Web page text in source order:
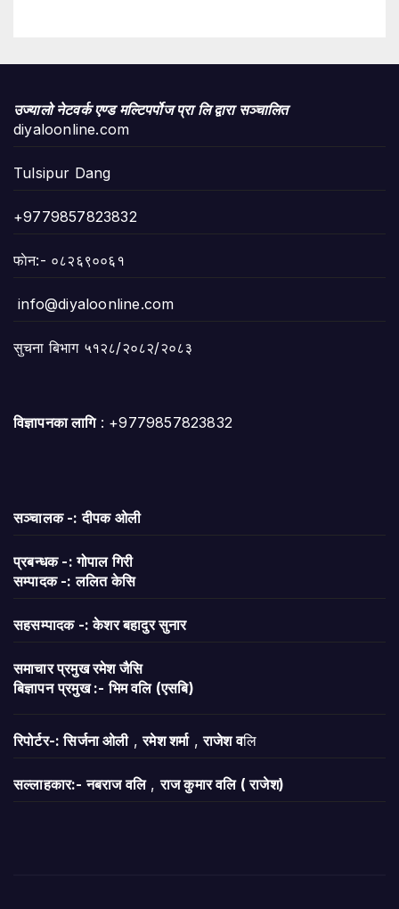
उज्यालो नेटवर्क एण्ड मल्टिपर्पोज प्रा लि द्वारा सञ्चालित
diyaloonline.com
Tulsipur Dang
+9779857823832
फाेन:- ०८२६९००६१
info@diyaloonline.com
सुचना बिभाग ५१२८/२०८२/२०८३
विज्ञापनका लागि: +9779857823832
सञ्चालक -: दीपक ओली
प्रबन्धक -: गोपाल गिरी
सम्पादक -: ललित केसि
सहसम्पादक -: केशर बहादुर सुनार
समाचार प्रमुख रमेश जैसि
बिज्ञापन प्रमुख :- भिम वलि (एसबि)
रिपोर्टर-: सिर्जना ओली,रमेश शर्मा,राजेश वलि
सल्लाहकार:- नबराज वलि,राज कुमार वलि ( राजेश)